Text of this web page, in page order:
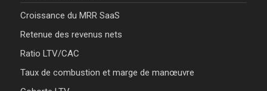
Croissance du MRR SaaS
Retenue des revenus nets
Ratio LTV/CAC
Taux de combustion et marge de manœuvre